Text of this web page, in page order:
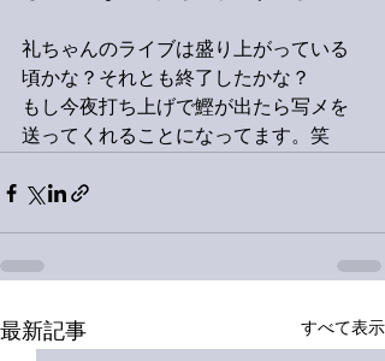
礼ちゃんのライブは盛り上がっている
頃かな？それとも終了したかな？
もし今夜打ち上げで鰹が出たら写メを
送ってくれることになってます。笑
最新記事 すべて表示